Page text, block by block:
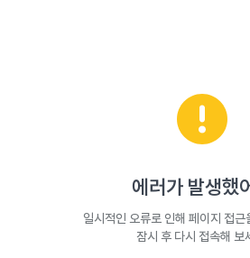
에러가 발생했
일시적인 오류로 인해 페이지 접근
잠시 후 다시 접속해 보